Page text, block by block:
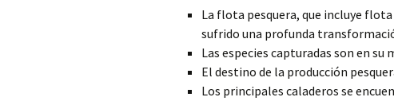
La flota pesquera, que incluye
sufrido una profunda
Las especies capturadas son en
El destino de la producción
Los principales caladeros se